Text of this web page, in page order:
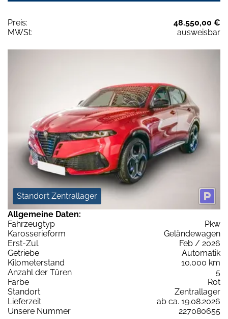
Preis:
48.550,00 €
MWSt:
ausweisbar
Standort Zentrallager
Allgemeine Daten:
Fahrzeugtyp
Pkw
Karosserieform
Geländewagen
Erst-Zul.
Feb / 2026
Getriebe
Automatik
Kilometerstand
10.000 km
Anzahl der Türen
5
Farbe
Rot
Standort
Zentrallager
Lieferzeit
ab ca. 19.08.2026
Unsere Nummer
227080655